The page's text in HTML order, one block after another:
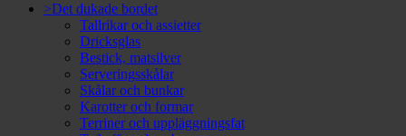
>Det dukade bordet
Tallrikar och assietter
Dricksglas
Bestick, matsilver
Serveringsskålar
Skålar och bunkar
Karotter och formar
Terriner och uppläggningsfat